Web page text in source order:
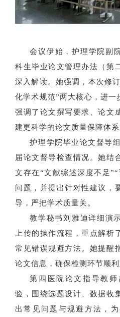
会议伊始，护理学院副
科生毕业论文管理办法（第
深入解读。她强调，本次修
化学术规范”两大核心，进一
强调了论文撰写要求、论文
建更科学的论文质量保障体系
护理学院毕业论文督导
届论文督导检查情况。她结
文存在“文献综述深度不足
问题，并提出针对性建议，
导，严把学术质量关。
教学秘书刘雅迪详细演
上传的操作流程，重点解析
常见错误规避方法。她提醒
论文信息 ，确保检测环节顺利
第四医院论文指导教
验，围绕选题设计、数据收
出常见问题与规避方法，